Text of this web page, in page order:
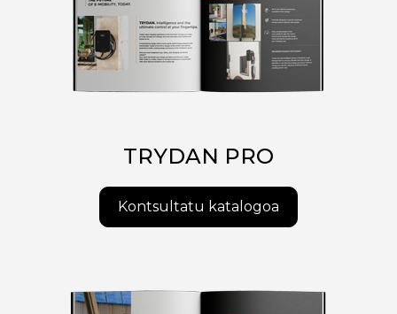
TRYDAN PRO
Kontsultatu katalogoa